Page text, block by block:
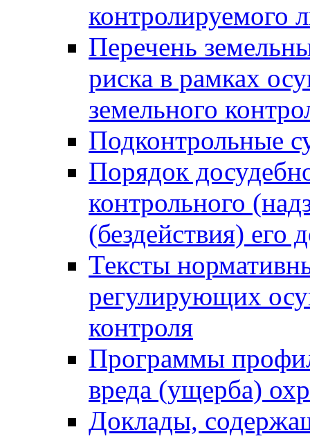
контролируемого
Перечень
риска в рамках
земельного
Подконтрольные
Порядок
контрольного
(бездействия)
Тексты
регулирующих
контроля
Программы
вреда (ущерба)
Доклады,